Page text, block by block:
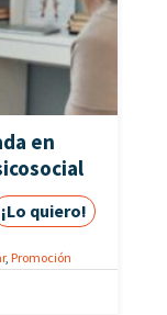
en
¡Lo quiero!
, Promoción